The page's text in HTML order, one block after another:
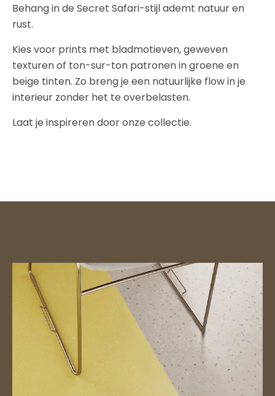
Behang in de Secret Safari-stijl ademt natuur en
rust.
Kies voor prints met bladmotieven, geweven
texturen of ton-sur-ton patronen in groene en
beige tinten. Zo breng je een natuurlijke flow in je
interieur zonder het te overbelasten.
Laat je inspireren door onze collectie.